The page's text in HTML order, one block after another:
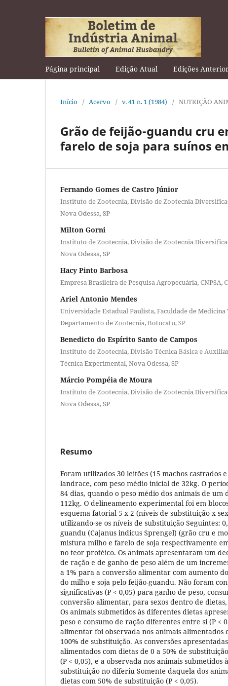
Página principal Edição Atual Edições
Início / Acervo / v. 41 n. 1 (1984) / NUTRIÇÃO
Grão de feijão-guandu cru
farelo de soja para suínos
Fernando Gomes de Castro Júnior
Instituto de Zootecnia, Divisão de Zootecnia
Nova Odessa, SP
Milton Gorni
Instituto de Zootecnia, Divisão de Zootecnia
Nova Odessa, SP
Hacy Pinto Barbosa
Empresa Brasileira de Pesquisa Agropecuária, CNPSA,
Ariel Antonio Mendes
Universidade Estadual Paulista, Faculdade de
Departamento de Zootecnia, Botucatu, SP
Benedicto do Espírito Santo de Campos
Instituto de Zootecnia, Divisão Técnica Básica e
Técnica Experimental, Nova Odessa, SP
Márcio Pompéia de Moura
Instituto de Zootecnia, Divisão de Zootecnia
Nova Odessa, SP
Resumo
Foram utilizados 30 leitões (15 machos castrados
landrace, com peso médio inicial de 32kg. O
84 dias, quando o peso médio dos animais de um
112kg. O delineamento experimental foi em
esquema fatorial 5 x 2 (níveis de substituição x
utilizando-se os níveis de substituição Seguintes:
guandu (Cajanus indicus Sprengel) (grão cru e
mistura milho e farelo de soja respectivamente
no teor protéico. Os animais apresentaram um
de ração e de ganho de peso além de um
a 1% para a conversão alimentar com aumento
do milho e soja pelo feijão-guandu. Não foram
significativas (P < 0,05) para ganho de peso,
conversão alimentar, para sexos dentro de
Os animais submetidos às diferentes dietas
peso e consumo de ração diferentes entre si (P <
alimentar foi observada nos animais alimentados
100% de substituição. As conversões
alimentados com dietas de 0 a 50% de
(P < 0,05), e a observada nos animais submetidos
substituição no diferiu Somente daquela dos
dietas com 50% de substituição (P < 0,05).